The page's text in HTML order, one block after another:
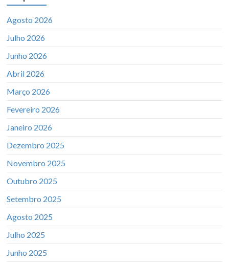
Agosto 2026
Julho 2026
Junho 2026
Abril 2026
Março 2026
Fevereiro 2026
Janeiro 2026
Dezembro 2025
Novembro 2025
Outubro 2025
Setembro 2025
Agosto 2025
Julho 2025
Junho 2025